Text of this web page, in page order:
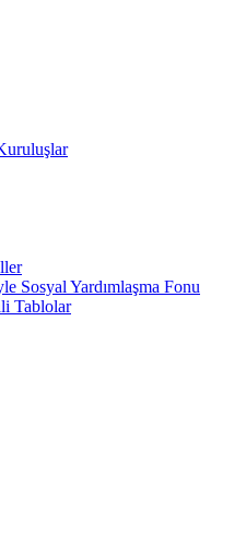
Sosyal Yardımlaşma Fonu
Tablolar